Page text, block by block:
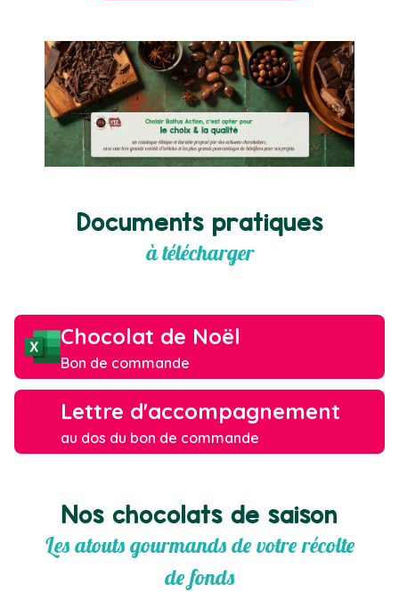
Documents pratiques
à télécharger
Chocolat de Noël
Bon de commande
Lettre d'accompagnement
au dos du bon de commande
Nos chocolats de saison
Les atouts gourmands de votre récolte
de fonds